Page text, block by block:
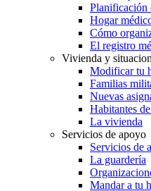
Planificación
Hogar
Cómo
El registro
Vivienda y
Modificar tu
Familias
Nuevas
Habitantes
La vivienda
Servicios de apoyo
Servicios de
La guardería
Mandar a tu